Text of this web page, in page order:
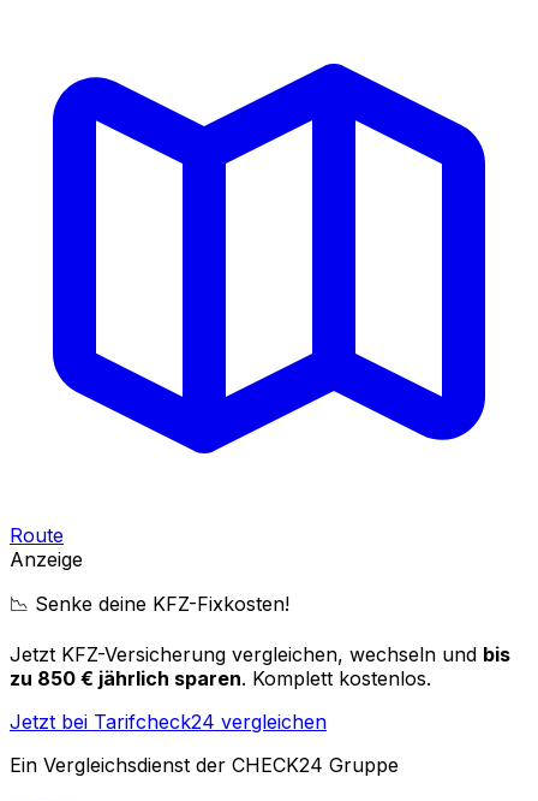
Route
Anzeige
📉 Senke deine KFZ-Fixkosten!
Jetzt KFZ-Versicherung vergleichen, wechseln und bis
zu 850 € jährlich sparen. Komplett kostenlos.
Jetzt bei Tarifcheck24 vergleichen
Ein Vergleichsdienst der CHECK24 Gruppe